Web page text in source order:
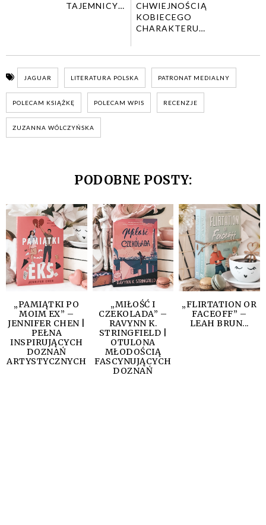
TAJEMNICY…
CHWIEJNOŚCIĄ
KOBIECEGO
CHARAKTERU…
JAGUAR LITERATURA POLSKA PATRONAT MEDIALNY
POLECAM KSIĄŻKĘ POLECAM WPIS RECENZJE
ZUZANNA WÓLCZYŃSKA
PODOBNE POSTY:
„PAMIĄTKI PO
MOIM EX” –
JENNIFER CHEN |
PEŁNA
INSPIRUJĄCYCH
DOZNAŃ
ARTYSTYCZNYCH
„MIŁOŚĆ I
CZEKOLADA” –
RAVYNN K.
STRINGFIELD |
OTULONA
MŁODOŚCIĄ
FASCYNUJĄCYCH
DOZNAŃ
„FLIRTATION OR
FACEOFF” –
LEAH BRUN...